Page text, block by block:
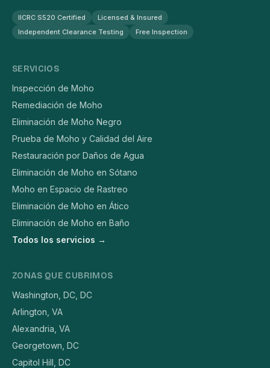
IICRC S520 Certified
Licensed & Insured
Independent Clearance Testing
Free Inspection
SERVICIOS
Inspección de Moho
Remediación de Moho
Eliminación de Moho Negro
Prueba de Moho y Calidad del Aire
Restauración por Daños de Agua
Eliminación de Moho en Sótano
Moho en Espacio de Rastreo
Eliminación de Moho en Ático
Eliminación de Moho en Baño
Todos los servicios →
ZONAS QUE CUBRIMOS
Washington, DC, DC
Arlington, VA
Alexandria, VA
Georgetown, DC
Capitol Hill, DC